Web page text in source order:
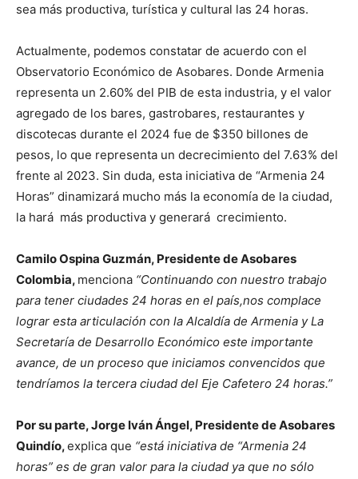
sea más productiva, turística y cultural las 24 horas.
Actualmente, podemos constatar de acuerdo con el
Observatorio Económico de Asobares. Donde Armenia
representa un 2.60% del PIB de esta industria, y el valor
agregado de los bares, gastrobares, restaurantes y
discotecas durante el 2024 fue de $350 billones de
pesos, lo que representa un decrecimiento del 7.63% del
frente al 2023. Sin duda, esta iniciativa de “Armenia 24
Horas” dinamizará mucho más la economía de la ciudad,
la hará más productiva y generará crecimiento.
Camilo Ospina Guzmán, Presidente de Asobares
Colombia, menciona “Continuando con nuestro trabajo
para tener ciudades 24 horas en el país,nos complace
lograr esta articulación con la Alcaldía de Armenia y La
Secretaría de Desarrollo Económico este importante
avance, de un proceso que iniciamos convencidos que
tendríamos la tercera ciudad del Eje Cafetero 24 horas.”
Por su parte, Jorge Iván Ángel, Presidente de Asobares
Quindío,explica que “está iniciativa de “Armenia 24
horas” es de gran valor para la ciudad ya que no sólo